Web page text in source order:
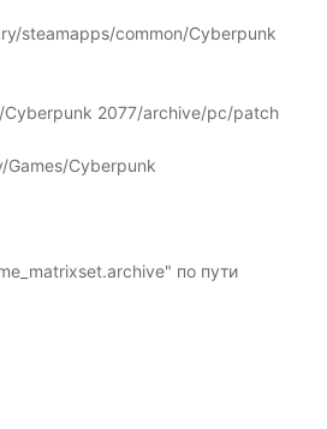
steamapps/common/Cyberpunk
Cyberpunk 2077/archive/pc/patch
Games/Cyberpunk
по пути